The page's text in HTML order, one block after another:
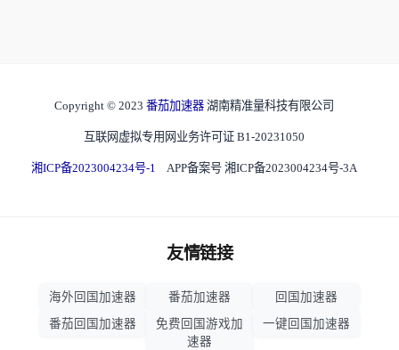
Copyright © 2023 番茄加速器 湖南精准量科技有限公司
互联网虚拟专用网业务许可证 B1-20231050
湘ICP备2023004234号-1 APP备案号 湘ICP备2023004234号-3A
友情链接
海外回国加速器 番茄加速器
回国加速器
番茄回国加速器
免费回国游戏加
速器
一键回国加速器